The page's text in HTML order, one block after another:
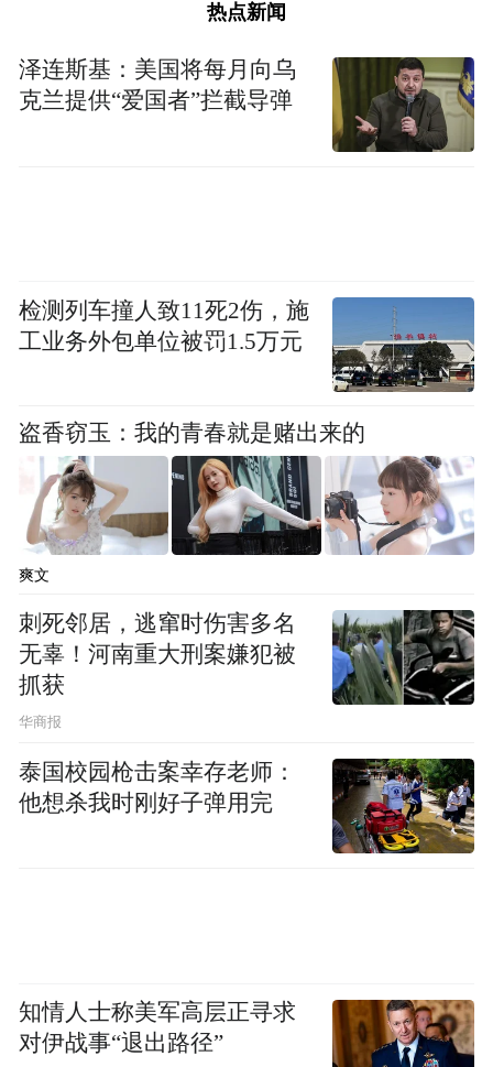
妻生女，由于结婚时没有到法定年龄，只是
办了喜酒，未与老婆合法领证。
5月16日下午，闵行检察院远程提审了犯罪嫌
疑人小龙。面对检察官的讯问，小龙坦白，
力、胁迫或者其他手段，强行与女性发生性
行为，定性为强奸罪。在本案中，犯罪嫌疑
人小龙通过使用下药的方式，强行与被害人
日前，上海闵行检察院拟以涉嫌强奸罪对犯
罪嫌疑人小龙提起公诉。（文中人物系化
名）
解读新闻热点、呈现敏感事件、更多独家分
析，尽在凤凰网微信（ID： ifeng-
news），请扫描二维码关注。
热点新闻
泽连斯基：美国将每月向乌
克兰提供“爱国者”拦截导弹
检测列车撞人致11死2伤，施
工业务外包单位被罚1.5万元
盗香窃玉：我的青春就是赌出来的
爽文
刺死邻居，逃窜时伤害多名
无辜！河南重大刑案嫌犯被
抓获
华商报
泰国校园枪击案幸存老师：
他想杀我时刚好子弹用完
知情人士称美军高层正寻求
对伊战事“退出路径”